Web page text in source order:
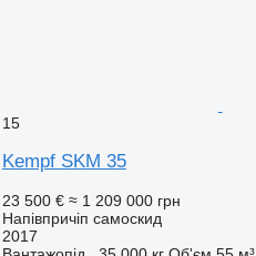
15
Kempf SKM 35
23 500 € ≈ 1 209 000 грн
Напівпричіп самоскид
2017